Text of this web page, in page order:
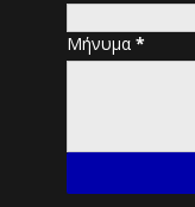
Μήνυμα*